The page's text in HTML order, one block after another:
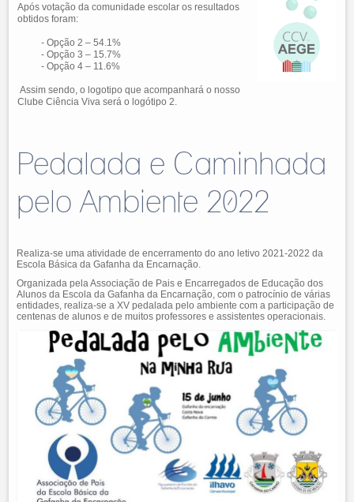
Após votação da comunidade escolar os resultados
obtidos foram:
- Opção 2 – 54.1%
- Opção 3 – 15.7%
- Opção 4 – 11.6%
Assim sendo, o logotipo que acompanhará o nosso
Clube Ciência Viva será o logótipo 2.
Pedalada e Caminhada
pelo Ambiente 2022
Realiza-se uma atividade de encerramento do ano letivo 2021-2022 da
Escola Básica da Gafanha da Encarnação.
Organizada pela Associação de Pais e Encarregados de Educação dos
Alunos da Escola da Gafanha da Encarnação, com o patrocínio de várias
entidades, realiza-se a XV pedalada pelo ambiente com a participação de
centenas de alunos e de muitos professores e assistentes operacionais.